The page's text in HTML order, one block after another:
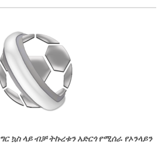
ኳስ ላይ ብቻ ትኩረቱን አድርጎ የሚሰራ የኦንላይን